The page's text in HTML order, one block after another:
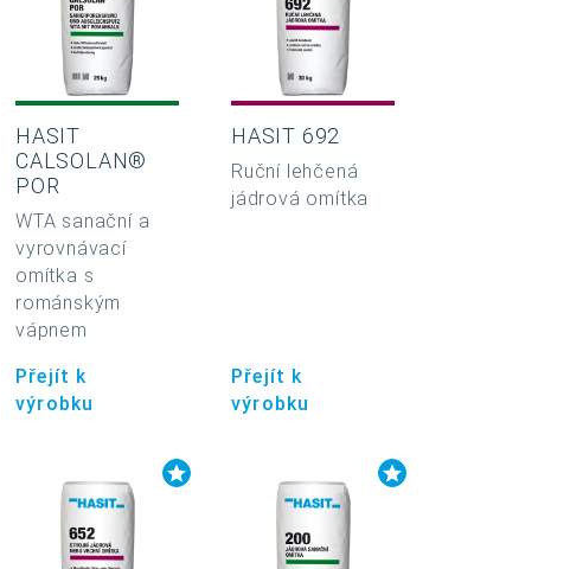
HASIT
CALSOLAN®
POR
WTA sanační a
vyrovnávací
omítka s
románským
vápnem
Přejít k
výrobku
HASIT 692
Ruční lehčená
jádrová omítka
Přejít k
výrobku